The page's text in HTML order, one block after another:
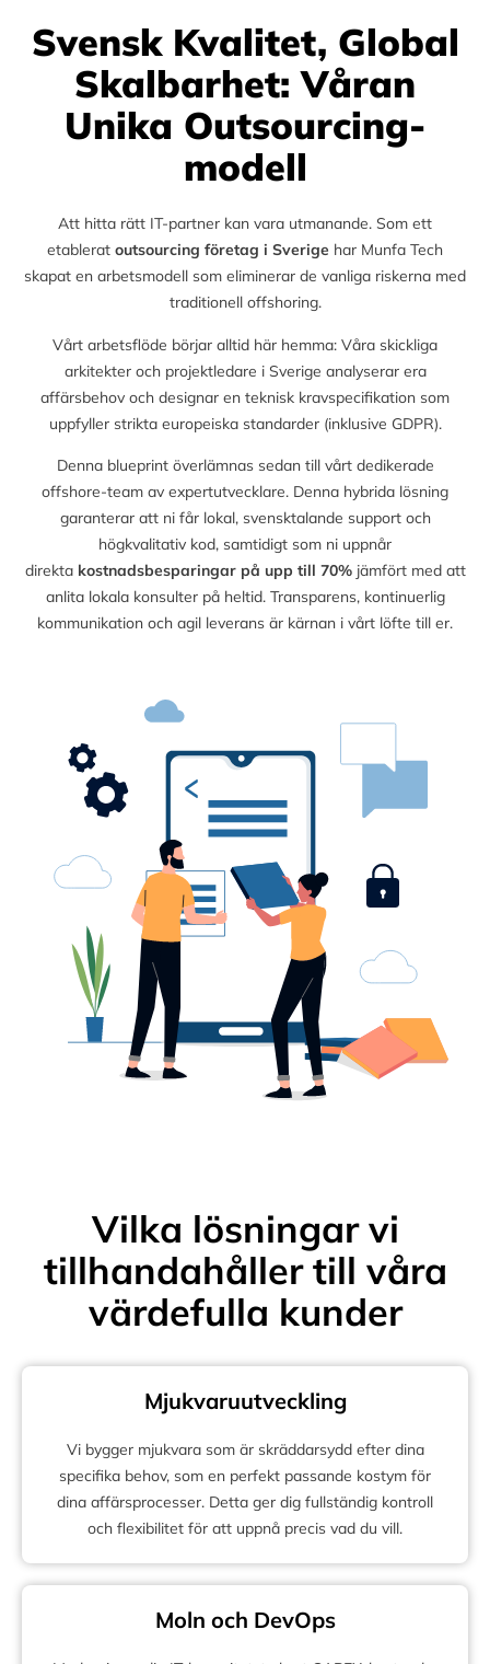
Svensk Kvalitet, Global
Skalbarhet: Våran
Unika Outsourcing-
modell
Att hitta rätt IT-partner kan vara utmanande. Som ett
etablerat outsourcing företag i Sverige har Munfa Tech
skapat en arbetsmodell som eliminerar de vanliga riskerna med
traditionell offshoring.
Vårt arbetsflöde börjar alltid här hemma: Våra skickliga
arkitekter och projektledare i Sverige analyserar era
affärsbehov och designar en teknisk kravspecifikation som
uppfyller strikta europeiska standarder (inklusive GDPR).
Denna blueprint överlämnas sedan till vårt dedikerade
offshore-team av expertutvecklare. Denna hybrida lösning
garanterar att ni får lokal, svensktalande support och
högkvalitativ kod, samtidigt som ni uppnår
direkta kostnadsbesparingar på upp till 70%jämfört med att
anlita lokala konsulter på heltid. Transparens, kontinuerlig
kommunikation och agil leverans är kärnan i vårt löfte till er.
Vilka lösningar vi
tillhandahåller till våra
värdefulla kunder
Mjukvaruutveckling
Vi bygger mjukvara som är skräddarsydd efter dina
specifika behov, som en perfekt passande kostym för
dina affärsprocesser. Detta ger dig fullständig kontroll
och flexibilitet för att uppnå precis vad du vill.
Moln och DevOps